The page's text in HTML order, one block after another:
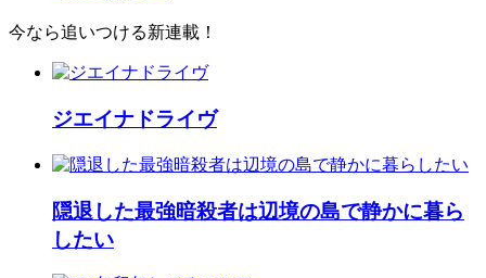
今なら追いつける新連載！
ジエイナドライヴ
隠退した最強暗殺者は辺境の島で静かに暮ら
したい